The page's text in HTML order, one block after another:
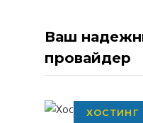
Ваш
провайдер
ХОСТИНГ